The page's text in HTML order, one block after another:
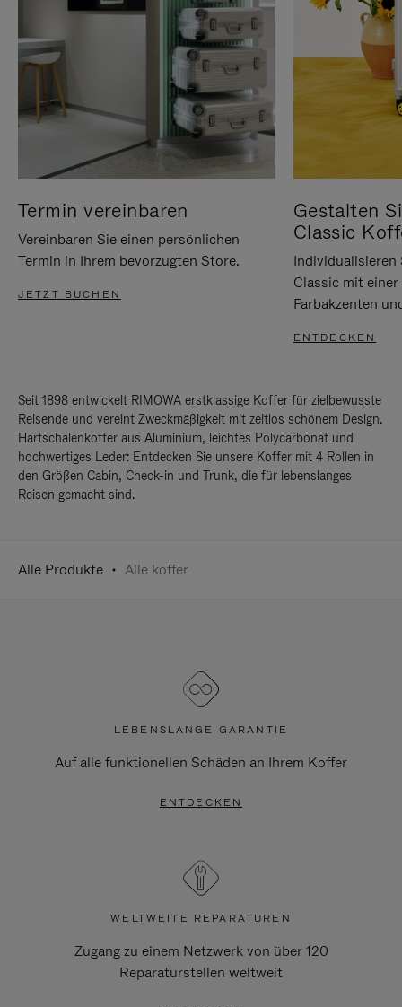
Termin vereinbaren
Vereinbaren Sie einen persönlichen
Termin in Ihrem bevorzugten Store.
JETZT BUCHEN
Gestalten
Classic
Individualisieren
Classic mit
Farbakzenten
ENTDECKEN
Seit 1898 entwickelt RIMOWA erstklassige Koffer für zielbewusste
Reisende und vereint Zweckmäßigkeit mit zeitlos schönem Design.
Hartschalenkoffer aus Aluminium, leichtes Polycarbonat und
hochwertiges Leder: Entdecken Sie unsere Koffer mit 4 Rollen in
den Größen Cabin, Check-in und Trunk, die für lebenslanges
Reisen gemacht sind.
Alle Produkte Alle koffer
LEBENSLANGE GARANTIE
Auf alle funktionellen Schäden an Ihrem Koffer
ENTDECKEN
WELTWEITE REPARATUREN
Zugang zu einem Netzwerk von über 120
Reparaturstellen weltweit